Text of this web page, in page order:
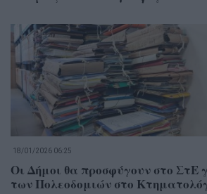
18/01/2026 06:25
Οι Δήμοι θα προσφύγουν στο ΣτΕ
των Πολεοδομιών στο